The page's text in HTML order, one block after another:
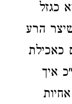
כגזל
הרע
כאכילת
איך